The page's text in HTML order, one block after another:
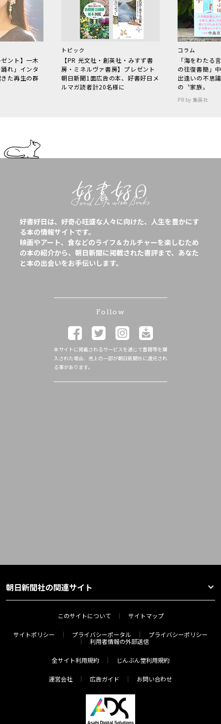
ント】一木
れ」インタ
た再生の群
トピック
【PR 光文社・創英社・みすず書
房・ミネルヴァ書房】プレゼント
朝日新聞1面広告の本、好書好日メ
ルマガ読者計20名様に
コラム
「海をわた
の往復書簡」
出逢いの不思
の〝家族〟
PR by 集英社
好書好日は、好奇心旺盛な人々に向けた、人生を豊かにす
る本の情報サイトです。
映画やアート、食などのライフ＆カルチャーを楽しむため
の本の紹介から、朝日新聞に掲載された書評まで、あなた
と本の出会いをお手伝いします。
Follow
本サイトに掲載されるサービスを通じて書籍等を購
入された場合、売上の一部が朝日新聞社に還元され
る事があります。
朝日新聞社の関連サイト
このサイトについて サイトマップ
サイトポリシー プライバシーポータル
プライバシーポリシー
利用者情報の外部送信
全サイト利用規約 じんぶん堂利用規約
運営会社 広告ガイド お問い合わせ